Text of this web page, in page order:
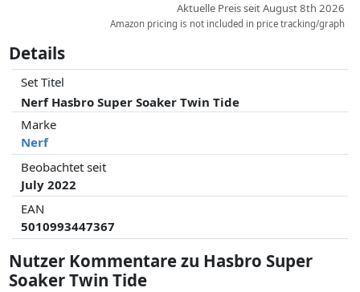
Aktuelle Preis seit August 8th 2026
Amazon pricing is not included in price tracking/graph
Details
Set Titel
Nerf Hasbro Super Soaker Twin Tide
Marke
Nerf
Beobachtet seit
July 2022
EAN
5010993447367
Nutzer Kommentare zu Hasbro Super
Soaker Twin Tide